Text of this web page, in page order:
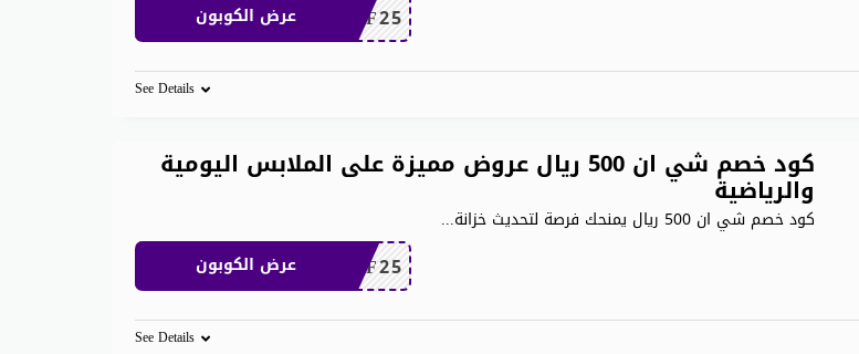
MEAF25 عرض الكوبون
See Details
كود خصم شي ان 500 ريال عروض مميزة على الملابس اليومية
والرياضية
كود خصم شي ان 500 ريال يمنحك فرصة لتحديث خزانة ...
MEAF25 عرض الكوبون
See Details